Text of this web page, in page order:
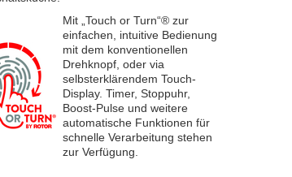
Mit „Touch or Turn“® zur
einfachen, intuitive Bedienung
mit dem konventionellen
Drehknopf, oder via
selbsterklärendem Touch-
Display. Timer, Stoppuhr,
Boost-Pulse und weitere
automatische Funktionen für
schnelle Verarbeitung stehen
zur Verfügung.